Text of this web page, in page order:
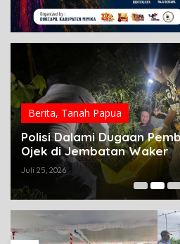
Berita, Tanah Papua
Polisi Dalami Dugaan
Ojek di Jembatan Waker
Juli 25, 2026